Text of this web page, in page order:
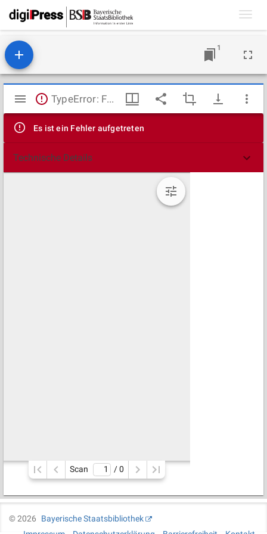
1
Mirador
Viewer
TypeError: Failed to fetch
Es ist ein Fehler aufgetreten
Technische Details
Scan / 0
©2026
Bayerische Staatsbibliothek